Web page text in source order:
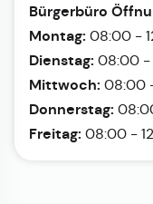
Bürgerbüro
Montag: 08:00 -
Dienstag: 08:00 -
Mittwoch: 08:00
Donnerstag:
Freitag: 08:00 -